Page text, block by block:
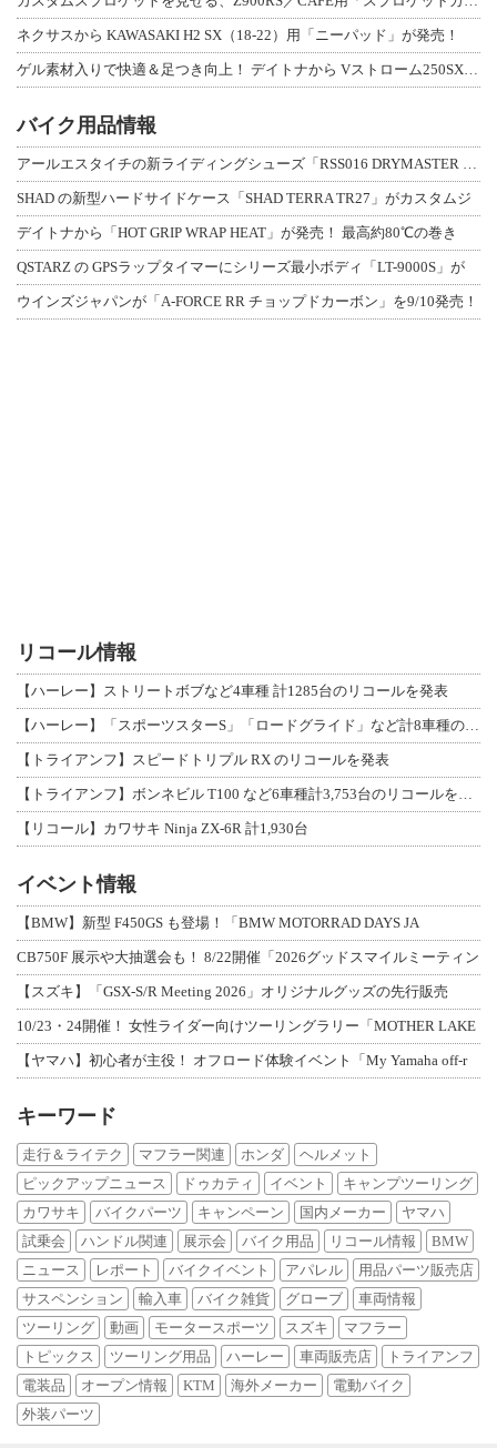
ネクサスから KAWASAKI H2 SX（18-22）用「ニーパッド」が発売！
バイク用品情報
SHAD の新型ハードサイドケース「SHAD TERRA TR27」がカスタムジ
デイトナから「HOT GRIP WRAP HEAT」が発売！ 最高約80℃の巻き
QSTARZ の GPSラップタイマーにシリーズ最小ボディ「LT-9000S」が
ウインズジャパンが「A-FORCE RR チョップドカーボン」を9/10発売！
リコール情報
【ハーレー】ストリートボブなど4車種 計1285台のリコールを発表
【トライアンフ】スピードトリプル RX のリコールを発表
【リコール】カワサキ Ninja ZX-6R 計1,930台
イベント情報
【BMW】新型 F450GS も登場！「BMW MOTORRAD DAYS JA
CB750F 展示や大抽選会も！ 8/22開催「2026グッドスマイルミーティン
【スズキ】「GSX-S/R Meeting 2026」オリジナルグッズの先行販売
10/23・24開催！ 女性ライダー向けツーリングラリー「MOTHER LAKE
【ヤマハ】初心者が主役！ オフロード体験イベント「My Yamaha off-r
キーワード
走行＆ライテク マフラー関連 ホンダ
ヘルメット
ピックアップニュース
ドゥカティ イベント
キャンプツーリング
カワサキ
バイクパーツ キャンペーン 国内メーカー
ヤマハ
試乗会
ハンドル関連 展示会 バイク用品 リコール情報
BMW
ニュース
レポート バイクイベント アパレル
用品パーツ販売店
サスペンション
輸入車 バイク雑貨 グローブ
車両情報
ツーリング
動画 モータースポーツ スズキ
マフラー
トピックス
ツーリング用品 ハーレー 車両販売店
トライアンフ
電装品
オープン情報 KTM 海外メーカー
電動バイク
外装パーツ